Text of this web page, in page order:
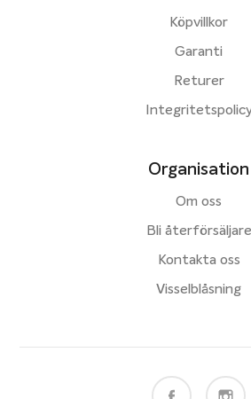
Köpvillkor
Garanti
Returer
Organisation
Om oss
Bli återförsäljare
Kontakta oss
Visselblåsning